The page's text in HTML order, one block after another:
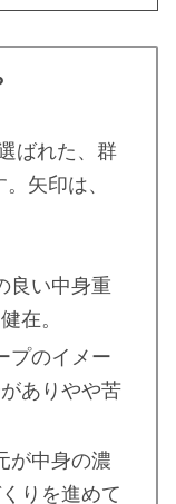
ばれた、群
矢印は、
良い中身重
在。
プのイメー
ありやや苦
が中身の濃
りを進めて